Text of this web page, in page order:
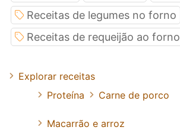
Receitas de legumes no forno
Receitas de requeijão ao forno
Explorar receitas
Proteína
Carne de porco
Macarrão e arroz